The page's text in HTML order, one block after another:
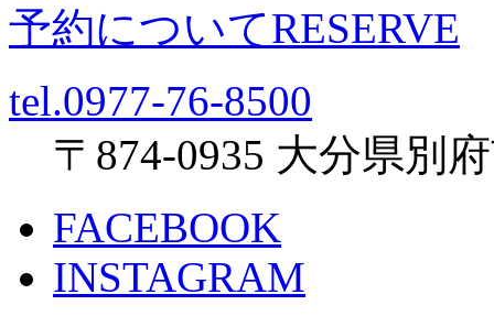
予約についてRESERVE
tel.0977-76-8500
〒874-0935 大分県別
FACEBOOK
INSTAGRAM